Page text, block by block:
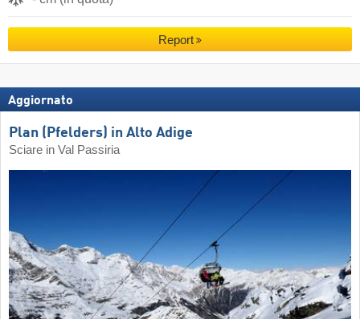
Report
Aggiornato
Plan (Pfelders) in Alto Adige
Sciare in Val Passiria